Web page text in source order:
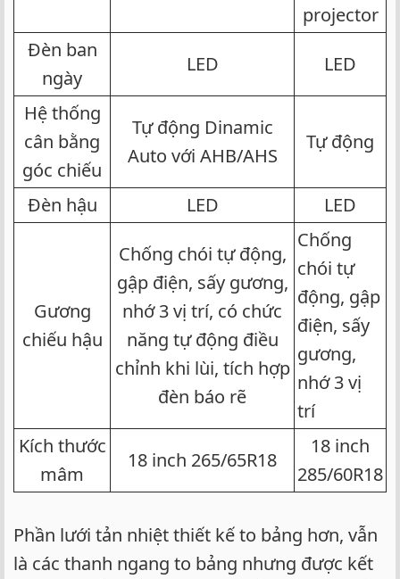
projector​
Đèn ban
ngày​
LED​ LED​
Hệ thống
cân bằng
góc chiếu​
Tự động Dinamic
Auto với AHB/AHS​
Tự động​
Đèn hậu​ LED​ LED​
Gương
chiếu hậu​
Chống chói tự động,
gập điện, sấy gương,
nhớ 3 vị trí, có chức
năng tự động điều
chỉnh khi lùi, tích hợp
đèn báo rẽ​
Chống
chói tự
động, gập
điện, sấy
gương,
nhớ 3 vị
trí
Kích thước
mâm​
18 inch 265/65R18​
18 inch
285/60R18​
Phần lưới tản nhiệt thiết kế to bảng hơn, vẫn
là các thanh ngang to bảng nhưng được kết